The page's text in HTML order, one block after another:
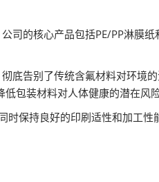
的核心产品包括PE/PP淋膜纸
彻底告别了传统含氟材料对环境
包装材料对人体健康的潜在风险
保持良好的印刷适性和加工性